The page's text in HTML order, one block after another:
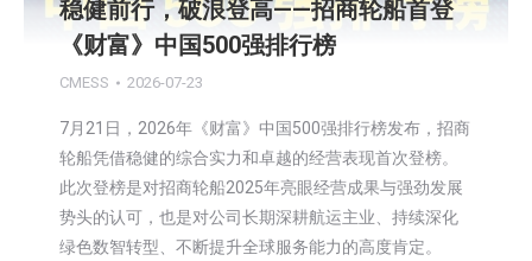
稳健前行，破浪登高——招商轮船首登
《财富》中国500强排行榜
CMESS 2026-07-23
7月21日，2026年《财富》中国500强排行榜发布，招商
轮船凭借稳健的综合实力和卓越的经营表现首次登榜。
此次登榜是对招商轮船2025年亮眼经营成果与强劲发展
势头的认可，也是对公司长期深耕航运主业、持续深化
绿色数智转型、不断提升全球服务能力的高度肯定。